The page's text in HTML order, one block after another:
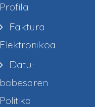
Profila
Faktura
Elektronikoa
Datu-
babesaren
Politika